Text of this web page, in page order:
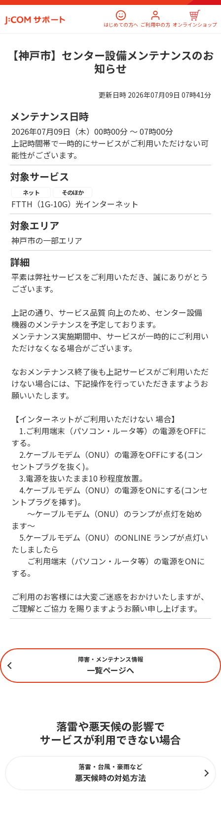
はじめての方へ ご利用中の方 オンラインショップ
【神戸市】センター設備メンテナンスのお
知らせ
更新日時 2026年07月09日 07時41分
メンテナンス日時
2026年07月09日（木）00時00分 ～ 07時00分
上記時間帯で一時的にサービスがご利用いただけない可
能性がございます。
対象サービス
ネット そのほか
FTTH（1G-10G）光インターネット
対象エリア
神戸市の一部エリア
詳細
平素は弊社サービスをご利用いただき、誠にありがとう
ございます。
上記の通り、サービス品質 向上のため、センター設備
機器のメンテナンスを予定しております。
メンテナンス実施期間中、サービスが一時的にご利用い
ただけなくなる場合がございます。
なおメンテナンス終了後も上記サービスがご利用いただ
けない場合には、下記操作を行っていただきますようお
願いいたします。
【インターネットがご利用いただけない 場合】
1.ご利用端末（パソコン・ルータ等）の電源をOFFに
する。
2.ケーブルモデム（ONU）の電源をOFFにする(コン
セントプラグを抜く)。
3.電源を抜いたまま10 秒程度放置。
4.ケーブルモデム（ONU）の電源をONにする(コンセ
ントプラグを挿す)。
～ケーブルモデム（ONU）のランプが点灯を始め
ます～
5.ケーブルモデム（ONU）のONLINE ランプが点灯い
たしましたら
ご利用端末（パソコン・ルータ等）の電源をONに
する。
ご利用のお客様には大変ご迷惑をおかけいたしますが、
ご理解とご協力 を賜りますようお願い申し上げます。
障害・メンテナンス情報
一覧ページへ
落雷や悪天候の影響で
サービスが利用できない場合
落雷・台風・豪雨など
悪天候時の対処方法